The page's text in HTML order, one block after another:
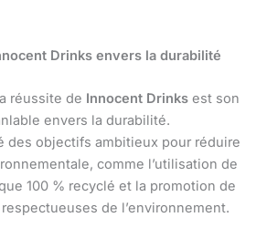
Drinks envers la durabilité
réussite de Innocent Drinks est son
envers la durabilité.
des objectifs ambitieux pour réduire
comme l’utilisation de
100 % recyclé et la promotion de
de l’environnement.